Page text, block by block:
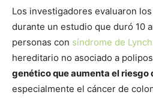
Los investigadores evaluaron
durante un estudio que duró 10
personas con síndrome de Lynch
hereditario no asociado a
genético que aumenta el riesgo
especialmente el cáncer de